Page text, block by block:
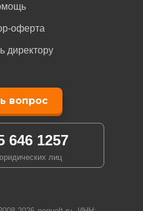
оферта
директору
вопрос
646 1257
лиц